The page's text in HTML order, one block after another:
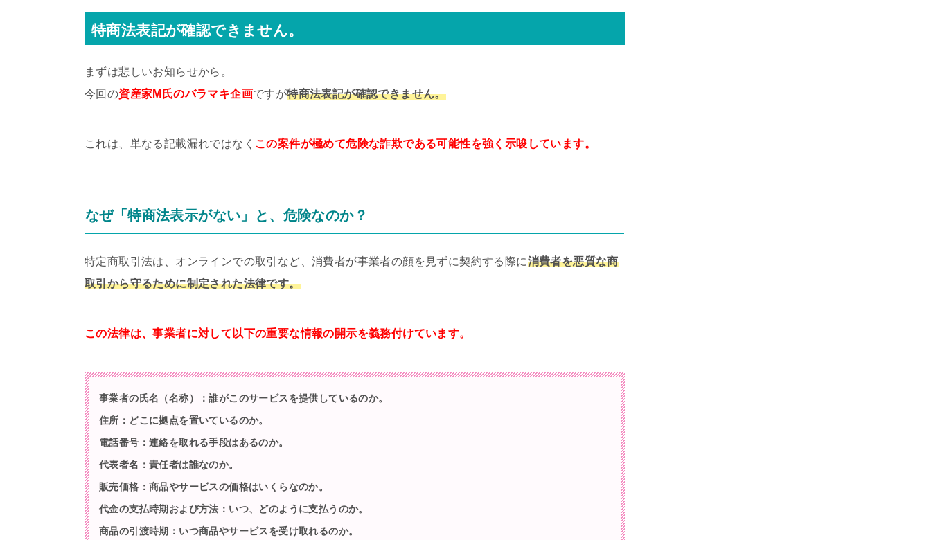
特商法表記が確認できません。
まずは悲しいお知らせから。
今回の資産家M氏のバラマキ企画ですが特商法表記が確認できません。
これは、単なる記載漏れではなく この案件が極めて危険な詐欺である可能性を強く示唆しています。
なぜ「特商法表示がない」と、危険なのか？
特定商取引法は、オンラインでの取引など、消費者が事業者の顔を見ずに契約する際に消費者を悪質な商
取引から守るために制定された法律です。
この法律は、事業者に対して以下の重要な情報の開示を義務付けています。
事業者の氏名（名称）：誰がこのサービスを提供しているのか。
住所：どこに拠点を置いているのか。
電話番号：連絡を取れる手段はあるのか。
代表者名：責任者は誰なのか。
販売価格：商品やサービスの価格はいくらなのか。
代金の支払時期および方法：いつ、どのように支払うのか。
商品の引渡時期：いつ商品やサービスを受け取れるのか。